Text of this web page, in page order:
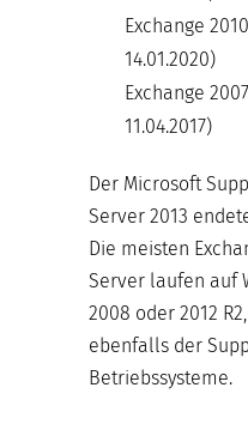
Exchange
14.01.2020)
Exchange
11.04.2017)
Der Microsoft
Server 2013
Die meisten
Server laufen auf
2008 oder 2012
ebenfalls der
Betriebssysteme.